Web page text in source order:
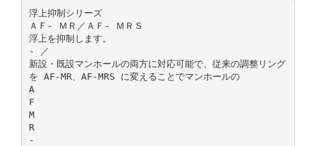
浮上抑制シリーズ
ＡＦ- ＭＲ／ＡＦ- ＭＲＳ
浮上を抑制します。
- ／
新設・既設マンホールの両方に対応可能で、従来の調整リング
を AF-MR、AF-MRS に変えることでマンホールの
A
F
M
R
-